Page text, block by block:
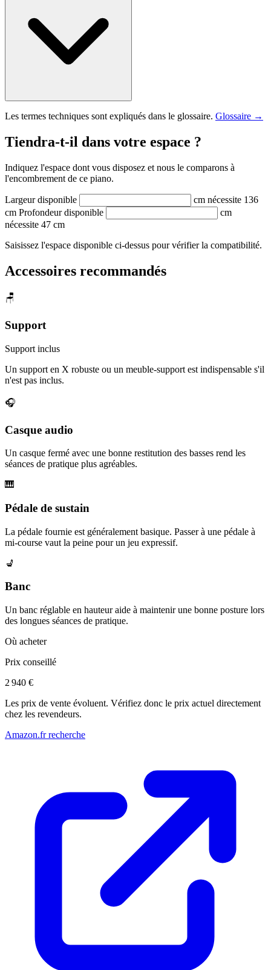
Les termes techniques sont expliqués dans le glossaire. Glossaire →
Tiendra-t-il dans votre espace ?
Indiquez l'espace dont vous disposez et nous le comparons à
l'encombrement de ce piano.
Largeur disponible cm nécessite 136
cm Profondeur disponible
cm
nécessite 47 cm
Saisissez l'espace disponible ci-dessus pour vérifier la compatibilité.
Accessoires recommandés
🪑
Support
Support inclus
Un support en X robuste ou un meuble-support est indispensable s'il
n'est pas inclus.
🎧
Casque audio
Un casque fermé avec une bonne restitution des basses rend les
séances de pratique plus agréables.
🎹
Pédale de sustain
La pédale fournie est généralement basique. Passer à une pédale à
mi-course vaut la peine pour un jeu expressif.
💺
Banc
Un banc réglable en hauteur aide à maintenir une bonne posture lors
des longues séances de pratique.
Où acheter
Prix conseillé
2 940 €
Les prix de vente évoluent. Vérifiez donc le prix actuel directement
chez les revendeurs.
Amazon.fr recherche